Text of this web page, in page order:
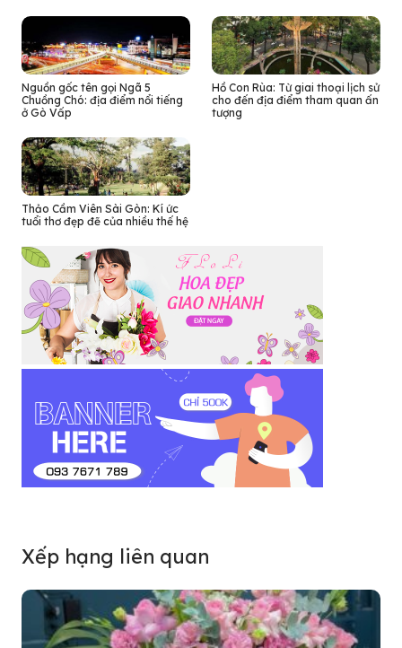
Nguồn gốc tên gọi Ngã 5
Chuồng Chó: địa điểm nổi tiếng
ở Gò Vấp
Hồ Con Rùa: Từ giai thoại lịch sử
cho đến địa điểm tham quan ấn
tượng
Thảo Cầm Viên Sài Gòn: Kí ức
tuổi thơ đẹp đẽ của nhiều thế hệ
Xếp hạng liên quan